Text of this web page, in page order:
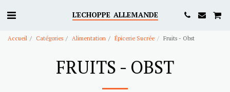
L'ECHOPPE ALLEMANDE
Accueil Catégories Alimentation Épicerie Sucrée Fruits - Obst
FRUITS - OBST